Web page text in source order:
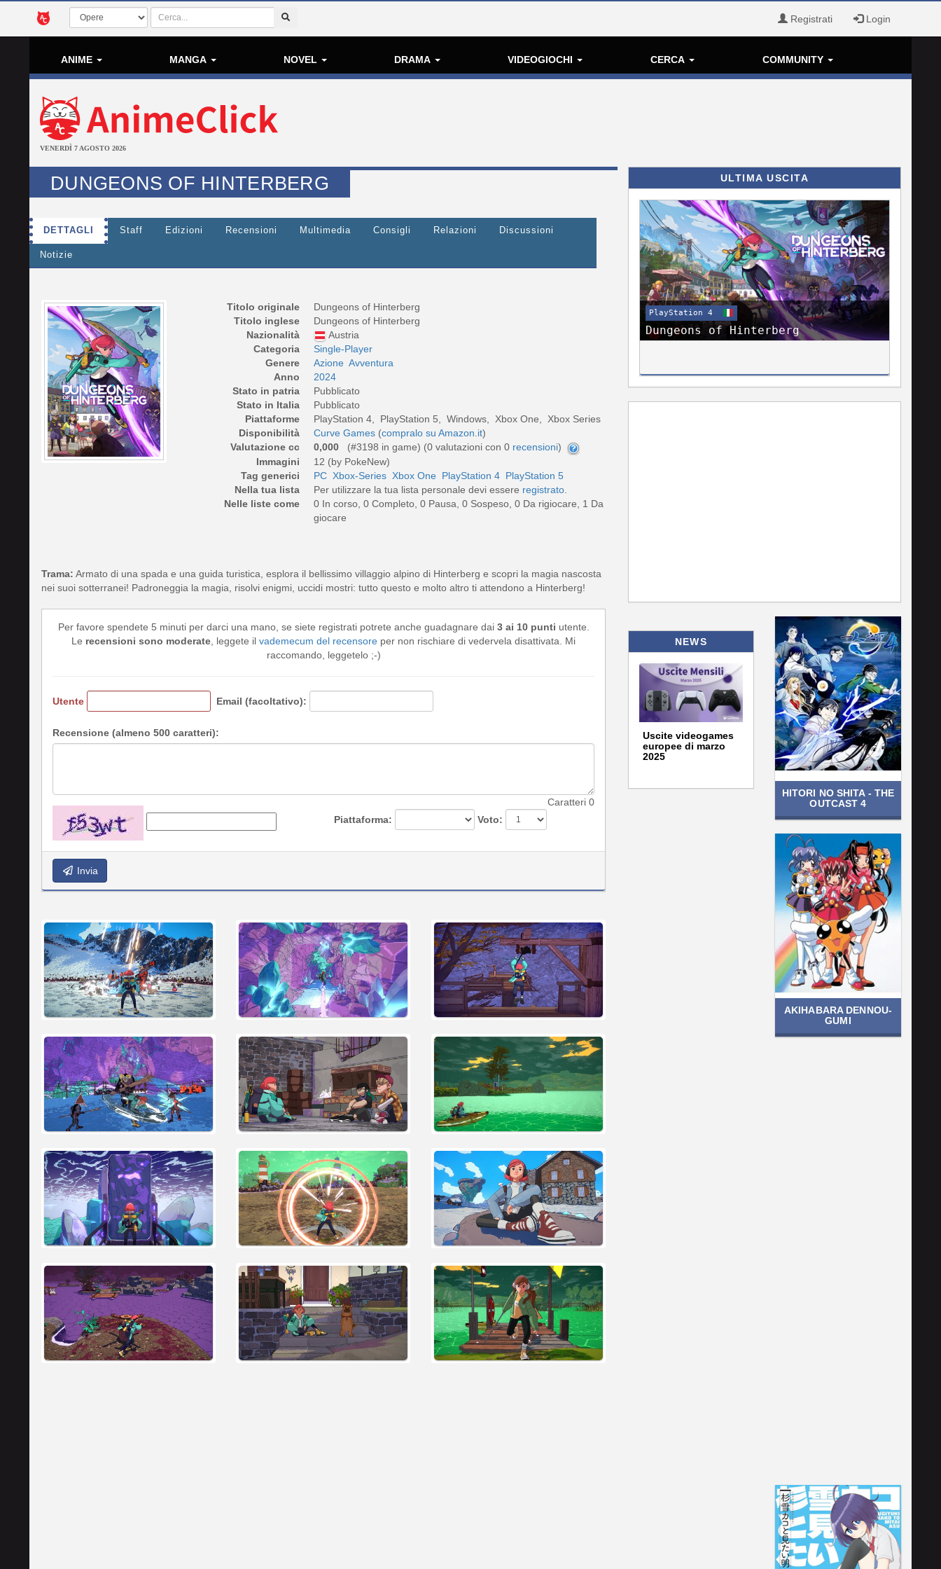
Registrati Login
ANIME MANGA NOVEL DRAMA VIDEOGIOCHI CERCA COMMUNITY
VENERDÌ 7 AGOSTO 2026
DUNGEONS OF HINTERBERG
DETTAGLI Staff Edizioni Recensioni Multimedia Consigli Relazioni Discussioni
Notizie
Titolo originale
Dungeons of Hinterberg
Titolo inglese
Dungeons of Hinterberg
Nazionalità
Austria
Categoria
Single-Player
Genere
Azione Avventura
Anno
2024
Stato in patria
Pubblicato
Stato in Italia
Pubblicato
Piattaforme
PlayStation 4, PlayStation 5, Windows, Xbox One, Xbox Series
Disponibilità
Curve Games (compralo su Amazon.it)
Valutazione cc
0,000 (#3198 in game) (0 valutazioni con 0 recensioni)
Immagini
12 (by PokeNew)
Tag generici
PC Xbox-Series Xbox One PlayStation 4 PlayStation 5
Nella tua lista
Per utilizzare la tua lista personale devi essere registrato
Nelle liste come
0 In corso, 0 Completo, 0 Pausa, 0 Sospeso, 0 Da rigiocare, 1 Da
giocare
Trama: Armato di una spada e una guida turistica, esplora il bellissimo villaggio alpino di Hinterberg e scopri la magia nascosta
nei suoi sotterranei! Padroneggia la magia, risolvi enigmi, uccidi mostri: tutto questo e molto altro ti attendono a Hinterberg!
Per favore spendete 5 minuti per darci una mano, se siete registrati potrete anche guadagnare dai 3 ai 10 punti utente.
Le recensioni sono moderate , leggete il vademecum del recensore per non rischiare di vedervela disattivata. Mi
raccomando, leggetelo ;-)
Utente Email (facoltativo):
Recensione (almeno 500 caratteri):
Caratteri 0
Piattaforma:
Voto:
Invia
ULTIMA USCITA
PlayStation 4
Dungeons of Hinterberg
NEWS
Uscite videogames
europee di marzo
2025
HITORI NO SHITA - THE
OUTCAST 4
AKIHABARA DENNOU-
GUMI